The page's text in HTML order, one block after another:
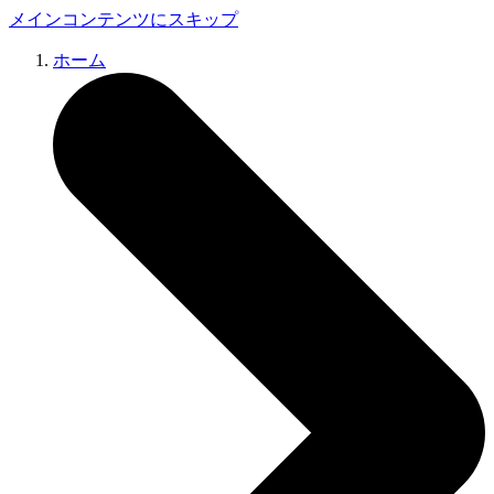
メインコンテンツにスキップ
ホーム